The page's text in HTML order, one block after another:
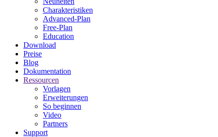
Charakteristiken
Advanced-Plan
Free-Plan
Education
Download
Preise
Blog
Dokumentation
Ressourcen
Vorlagen
Erweiterungen
So beginnen
Video
Partners
Support